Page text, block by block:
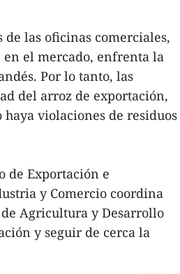
de las oficinas comerciales,
el mercado, enfrenta la
Por lo tanto, las
del arroz de exportación,
violaciones de residuos
de Exportación e
y Comercio coordina
Agricultura y Desarrollo
y seguir de cerca la